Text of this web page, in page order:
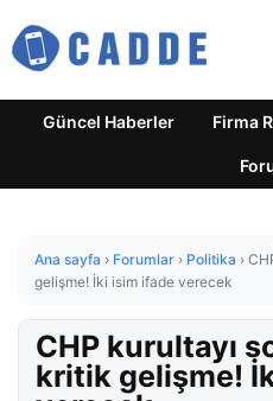
Güncel Haberler Firma
Ana sayfa › Forumlar › Politika ›
gelişme! İki isim ifade verecek
CHP kurultayı
kritik gelişme!